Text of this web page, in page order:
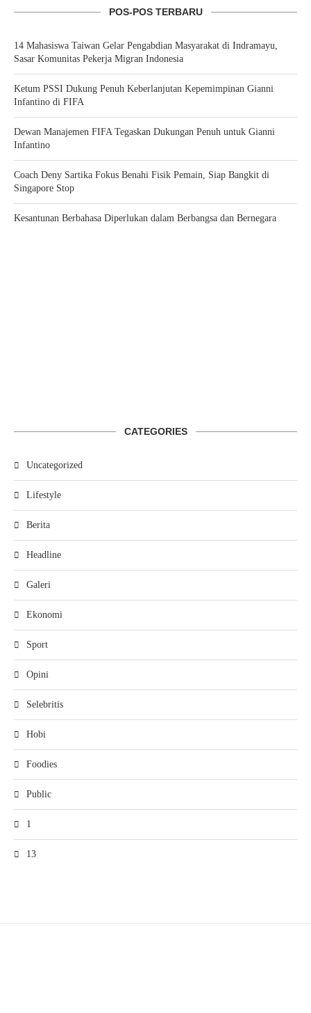
POS-POS TERBARU
14 Mahasiswa Taiwan Gelar Pengabdian Masyarakat di Indramayu,
Sasar Komunitas Pekerja Migran Indonesia
Ketum PSSI Dukung Penuh Keberlanjutan Kepemimpinan Gianni
Infantino di FIFA
Dewan Manajemen FIFA Tegaskan Dukungan Penuh untuk Gianni
Infantino
Coach Deny Sartika Fokus Benahi Fisik Pemain, Siap Bangkit di
Singapore Stop
Kesantunan Berbahasa Diperlukan dalam Berbangsa dan Bernegara
CATEGORIES
Uncategorized
Lifestyle
Berita
Headline
Galeri
Ekonomi
Sport
Opini
Selebritis
Hobi
Foodies
Public
1
13